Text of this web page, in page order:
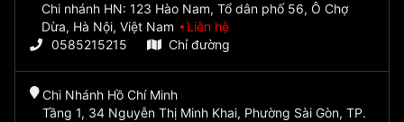
Chi nhánh HN: 123 Hào Nam, Tổ dân phố 56, Ô Chợ
Dừa, Hà Nội, Việt Nam
Liên hệ
0585215215
Chỉ đường
Chi Nhánh Hồ Chí Minh
Tầng 1, 34 Nguyễn Thị Minh Khai, Phường Sài Gòn, TP.